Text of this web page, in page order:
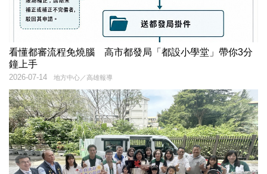
看懂都審流程免燒腦 高市都發局「都設小學堂」帶你3分
鐘上手
地方中心／高雄報導
2026-07-14